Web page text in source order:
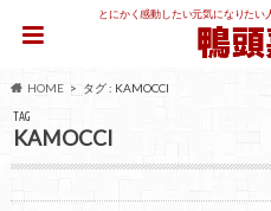
とにかく感動したい元気になりたい
HOME タグ : KAMOCCI
TAG
KAMOCCI